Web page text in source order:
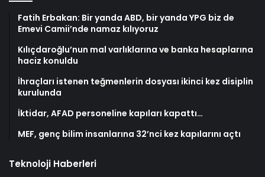
Fatih Erbakan: Bir yanda ABD, bir yanda YPG biz de
Emevi Camii’nde namaz kılıyoruz
Kılıçdaroğlu’nun mal varlıklarına ve banka hesaplarına
haciz konuldu
İhraçları istenen teğmenlerin dosyası ikinci kez disiplin
kurulunda
İktidar, AFAD personeline kapıları kapattı…
MEF, genç bilim insanlarına 32’nci kez kapılarını açtı
Teknoloji Haberleri